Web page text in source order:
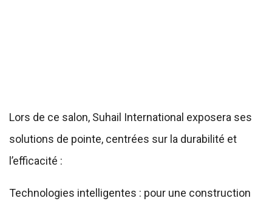
Lors de ce salon, Suhail International exposera ses
solutions de pointe, centrées sur la durabilité et
l’efficacité :
Technologies intelligentes : pour une construction